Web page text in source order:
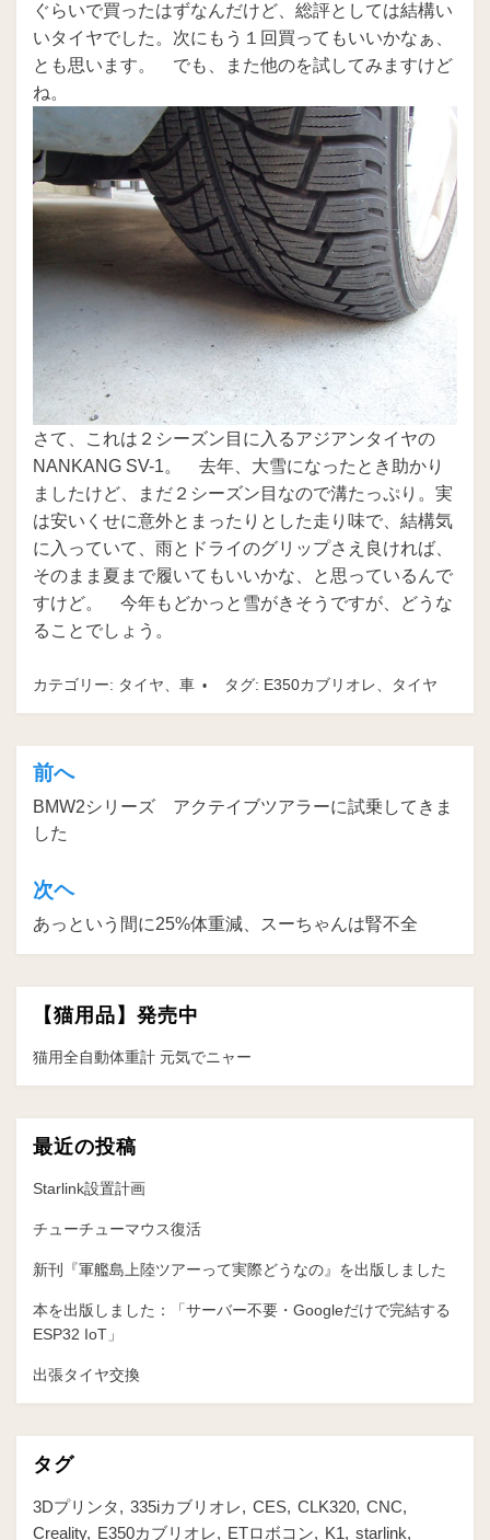
ぐらいで買ったはずなんだけど、総評としては結構い
いタイヤでした。次にもう１回買ってもいいかなぁ、
とも思います。 でも、また他のを試してみますけど
ね。
さて、これは２シーズン目に入るアジアンタイヤの
NANKANG SV-1。 去年、大雪になったとき助かり
ましたけど、まだ２シーズン目なので溝たっぷり。実
は安いくせに意外とまったりとした走り味で、結構気
に入っていて、雨とドライのグリップさえ良ければ、
そのまま夏まで履いてもいいかな、と思っているんで
すけど。 今年もどかっと雪がきそうですが、どうな
ることでしょう。
カテゴリー: タイヤ 車 タグ: E350カブリオレ タイヤ
投
稿
ナ
ビ
ゲ
ー
シ
ョ
ン
前へ
BMW2シリーズ アクテイブツアラーに試乗してきま
した
次ヘ
あっという間に25%体重減、スーちゃんは腎不全
【猫用品】発売中
猫用全自動体重計 元気でニャー
最近の投稿
Starlink設置計画
チューチューマウス復活
新刊『軍艦島上陸ツアーって実際どうなの』を出版しました
本を出版しました：「サーバー不要・Googleだけで完結する
ESP32 IoT」
出張タイヤ交換
タグ
3Dプリンタ 335iカブリオレ CES CLK320 CNC
Creality
E350カブリオレ ETロボコン K1 starlink